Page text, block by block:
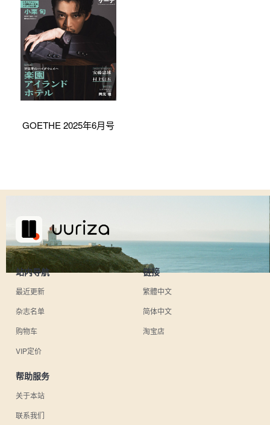
GOETHE 2025年6月号
站内导航
最近更新
杂志名单
购物车
VIP定价
链接
繁體中文
简体中文
淘宝店
帮助服务
关于本站
联系我们